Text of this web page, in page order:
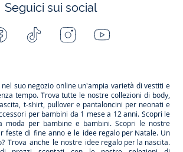
Seguici sui social
Facebook Tiktok InstagramYoutube
nel suo negozio online un'ampia varietà di vestiti e
tempo. Trova tutte le nostre collezioni di body,
, t-shirt, pullover e pantaloncini per neonati e
per bambini da 1 mese a 12 anni. Scopri le
moda per bambine e bambini. Scopri le nostre
feste di fine anno e le idee regalo per Natale. Un
Trova anche le nostre idee regalo per la nascita.